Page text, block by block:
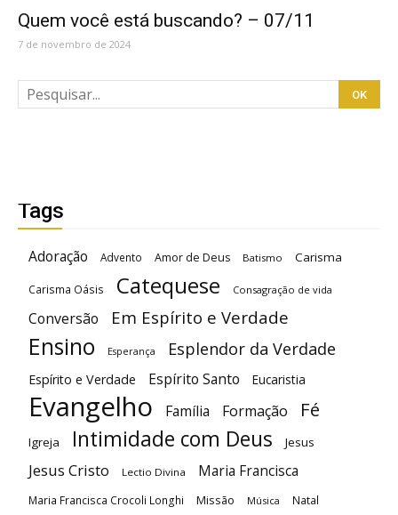
Quem você está buscando? – 07/11
7 de novembro de 2024
Tags
Adoração Advento Amor de Deus Batismo Carisma
Carisma Oásis Catequese Consagração de vida
Conversão Em Espírito e Verdade
Ensino Esperança Esplendor da Verdade
Espírito e Verdade Espírito Santo Eucaristia
Evangelho Família Formação Fé
Igreja Intimidade com Deus Jesus
Jesus Cristo Lectio Divina Maria Francisca
Maria Francisca Crocoli Longhi Missão Música Natal